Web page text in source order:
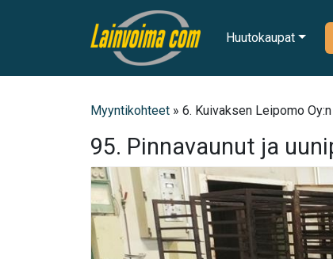
Huutokaupat
Myyntikohteet » 6. Kuivaksen Leipomo
95. Pinnavaunut ja